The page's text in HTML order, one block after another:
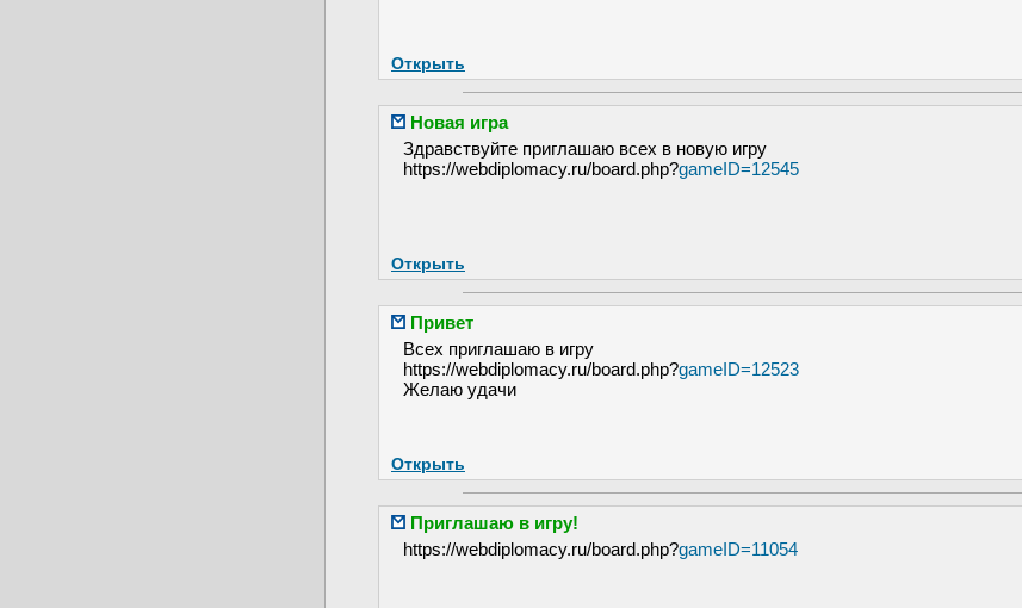
Открыть
Новая игра
Здравствуйте приглашаю всех в новую игру
https://webdiplomacy.ru/board.php?gameID=12545
Открыть
Привет
Всех приглашаю в игру
https://webdiplomacy.ru/board.php?gameID=12523
Желаю удачи
Открыть
Приглашаю в игру!
https://webdiplomacy.ru/board.php?gameID=11054